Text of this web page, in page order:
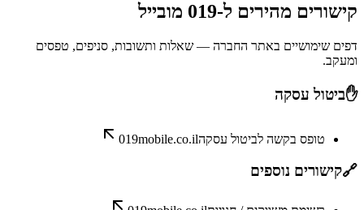
קישורים מהירים ל-019 מובייל
דפים שימושיים באתר החברה — שאלות ותשובות, סניפים, טפסים
ומעקב.
✋ביטול עסקה
טופס בקשה לביטול עסקה019mobile.co.il
🔗קישורים נוספים